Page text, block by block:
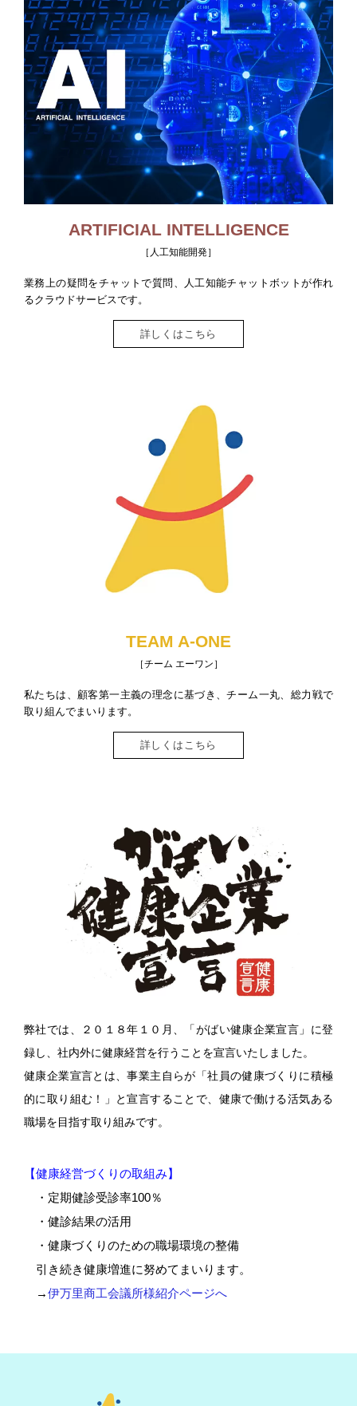
ARTIFICIAL INTELLIGENCE
［人工知能開発］
業務上の疑問をチャットで質問、人工知能チャットボットが作れ
るクラウドサービスです。
詳しくはこちら
TEAM A-ONE
［チーム エーワン］
私たちは、顧客第一主義の理念に基づき、チーム一丸、総力戦で
取り組んでまいります。
詳しくはこちら
弊社では、２０１８年１０月、「がばい健康企業宣言」に登
録し、社内外に健康経営を行うことを宣言いたしました。
健康企業宣言とは、事業主自らが「社員の健康づくりに積極
的に取り組む！」と宣言することで、健康で働ける活気ある
職場を目指す取り組みです。
【健康経営づくりの取組み】
・定期健診受診率100％
・ 健診結果の活用
・ 健康づくりのための職場環境の整備
引き続き健康増進に努めてまいります。
→伊万里商工会議所様紹介ページへ